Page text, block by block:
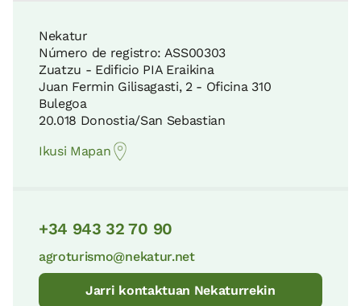
Nekatur
Número de registro: ASS00303
Zuatzu - Edificio PIA Eraikina
Juan Fermin Gilisagasti, 2 - Oficina 310
Bulegoa
20.018 Donostia/San Sebastian
Ikusi Mapan
+34 943 32 70 90
agroturismo@nekatur.net
Jarri kontaktuan Nekaturrekin